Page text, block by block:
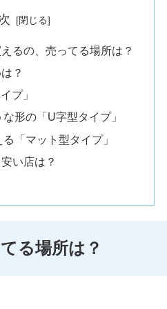
るの、売ってる場所は？
？
プ」
形の「U字型タイプ」
「マット型タイプ」
い店は？
る場所は？